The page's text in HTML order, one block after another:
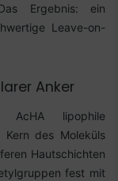
Ergebnis: ein
Leave-on-
Anker
AcHA lipophile
Kern des Moleküls
Hautschichten
fest mit